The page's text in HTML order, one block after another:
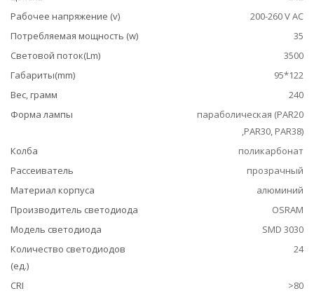
Рабочее напряжение (v)
200-260 V AC
Потребляемая мощность (w)
35
Световой поток(Lm)
3500
Габариты(mm)
95*122
Вес, грамм
240
Форма лампы
параболическая (PAR20
,PAR30, PAR38)
Колба
поликарбонат
Рассеиватель
прозрачный
Материал корпуса
алюминий
Производитель светодиода
OSRAM
Модель светодиода
SMD 3030
Количество светодиодов
(ед.)
24
CRI
>80